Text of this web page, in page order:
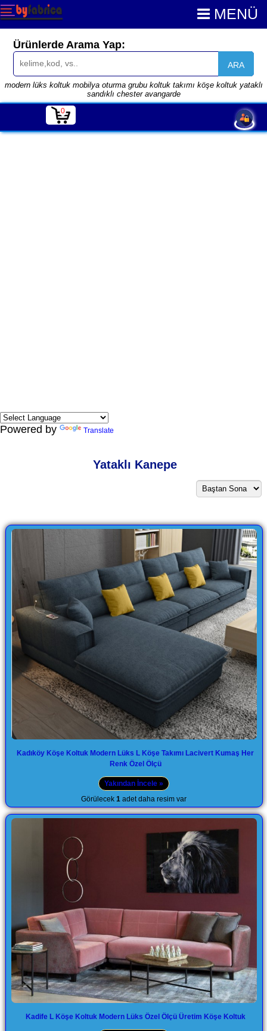
MENÜ
Ürünlerde Arama Yap:
ARA
modern lüks koltuk mobilya oturma grubu koltuk takımı köşe koltuk yataklı
sandıklı chester avangarde
0
Powered by Translate
Yataklı Kanepe
Kadıköy Köşe Koltuk Modern Lüks L Köşe Takımı Lacivert Kumaş Her
Renk Özel Ölçü
Yakından İncele »
Görülecek1 adet daha resim var
Kadife L Köşe Koltuk Modern Lüks Özel Ölçü Üretim Köşe Koltuk